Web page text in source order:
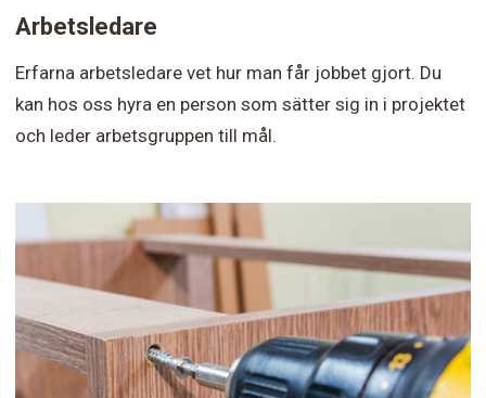
Arbetsledare
Erfarna arbetsledare vet hur man får jobbet gjort. Du
kan hos oss hyra en person som sätter sig in i projektet
och leder arbetsgruppen till mål.